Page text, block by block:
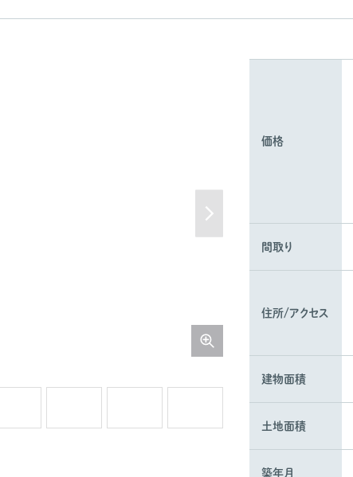
価格
間取り
住所/アクセス
建物面積
土地面積
築年月